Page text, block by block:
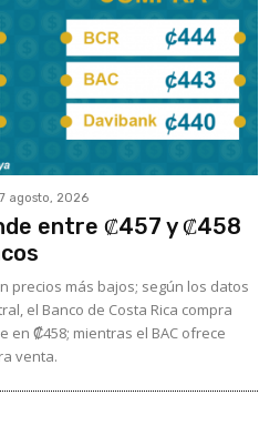
7 agosto, 2026
entre ₡457 y ₡458
precios más bajos; según los datos
el Banco de Costa Rica compra
en ₡458; mientras el BAC ofrece
venta.